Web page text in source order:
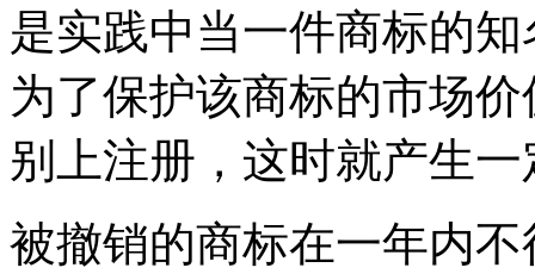
是实践中当一件商标的
为了保护该商标的市场
别上注册，这时就产生
被撤销的商标在一年内